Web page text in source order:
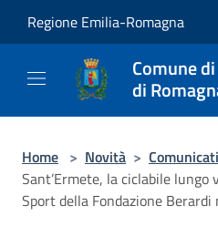
Regione Emilia-Romagna
Comune
di
Home > Novità > Comunicati
Sant’Ermete, la ciclabile lungo
Sport della Fondazione Berardi